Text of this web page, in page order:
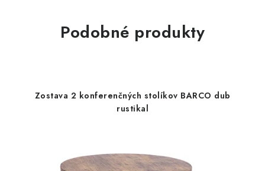
Podobné produkty
Zostava 2 konferenčných stolíkov BARCO dub
rustikal